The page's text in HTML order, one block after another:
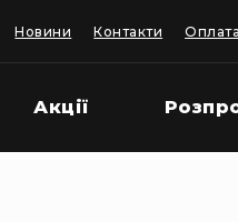
Новини Контакти
Акції